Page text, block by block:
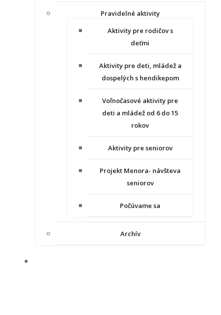
Pravidelné aktivity
Aktivity pre rodičov s
deťmi
Aktivity pre deti, mládež a
dospelých s hendikepom
Voľnočasové aktivity pre
deti a mládež od 6 do 15
rokov
Aktivity pre seniorov
Projekt Menora- návšteva
seniorov
Počúvame sa
Archív